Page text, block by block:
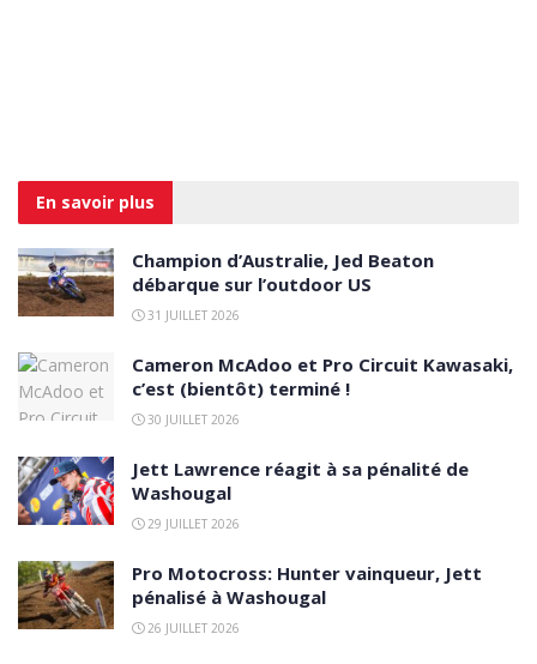
En savoir plus
Champion d’Australie, Jed Beaton
débarque sur l’outdoor US
31 JUILLET 2026
Cameron McAdoo et Pro Circuit Kawasaki,
c’est (bientôt) terminé !
30 JUILLET 2026
Jett Lawrence réagit à sa pénalité de
Washougal
29 JUILLET 2026
Pro Motocross: Hunter vainqueur, Jett
pénalisé à Washougal
26 JUILLET 2026